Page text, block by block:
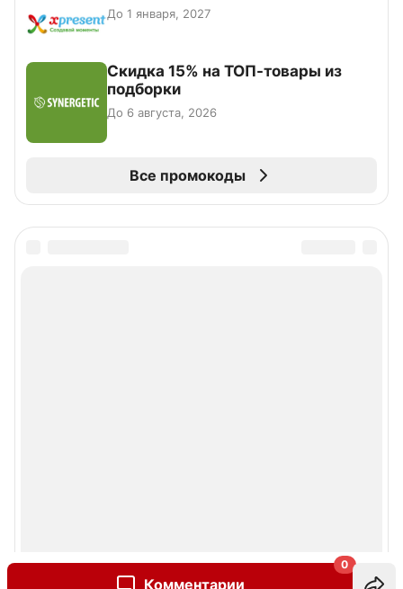
Комментарии
0
До 1 января, 2027
Скидка 15% на ТОП-товары из
подборки
До 6 августа, 2026
Все промокоды